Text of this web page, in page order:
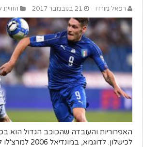
רפאל מורדו 21 בנובמבר 2017 הזווית
האפרוריות והעובדה שהכוכב הגדול הוא
לכישלון. לדוגמא,